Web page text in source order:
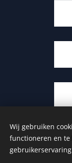
Wij gebruiken
functioneren en te